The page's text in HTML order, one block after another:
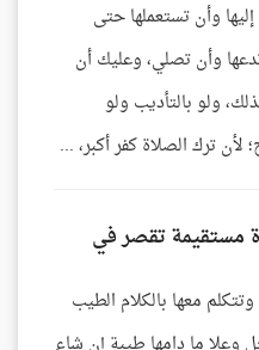
وأن تستعملها حتى
وأن تصلي، وعليك أن
ولو بالتأديب ولو
لأن ترك الصلاة كفر أكبر، ...
مستقيمة تقصر في
معها بالكلام الطيب